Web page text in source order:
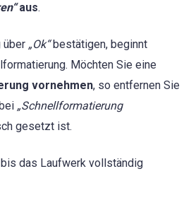
aus.
über „Ok“bestätigen, beginnt
Möchten Sie eine
vornehmen, so entfernen Sie
„Schnellformatierung
gesetzt ist.
das Laufwerk vollständig